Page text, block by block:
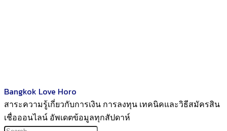
Bangkok Love Horo
สาระความรู้เกี่ยวกับการเงิน การลงทุน เทคนิคและวิธีสมัครสิน
เชื่อออนไลน์ อัพเดตข้อมูลทุกสัปดาห์